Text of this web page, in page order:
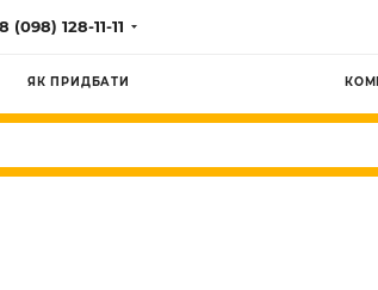
(098) 128-11-11
ЯК ПРИДБАТИ